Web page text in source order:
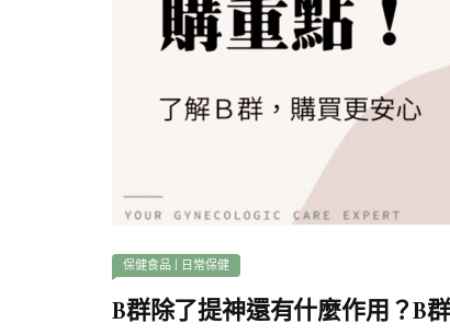
保健食品 日常保健
B群除了提神還有什麼作用？B